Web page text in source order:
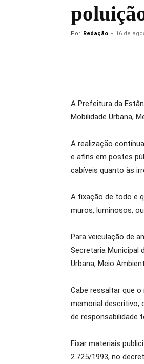
Por Redação - 16 de
A Prefeitura da
Mobilidade Urbana,
A realização
e afins em postes
cabíveis quanto às
A fixação de todo e
muros, luminosos,
Para veiculação de
Secretaria Municipal
Urbana, Meio
Cabe ressaltar que
memorial descritivo,
de responsabilidade
Fixar materiais
2.725/1993, no